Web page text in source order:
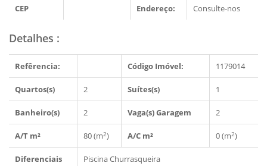
CEP Endereço: Consulte-nos
Detalhes :
Refêrencia: Código Imóvel: 1179014
Quartos(s) 2 Suítes(s) 1
Banheiro(s) 2 Vaga(s) Garagem 2
A/T m² 80 (m2) A/C m² 0 (m2)
Diferenciais PiscinaChurrasqueira